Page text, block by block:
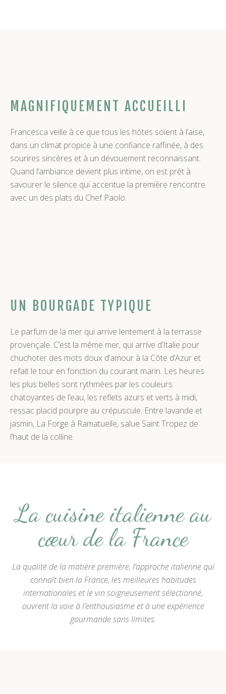
MAGNIFIQUEMENT ACCUEILLI
Francesca veille à ce que tous les hôtes soient à l’aise,
dans un climat propice à une confiance raffinée, à des
sourires sincères et à un dévouement reconnaissant.
Quand l’ambiance devient plus intime, on est prêt à
savourer le silence qui accentue la première rencontre
avec un des plats du Chef Paolo.
UN BOURGADE TYPIQUE
Le parfum de la mer qui arrive lentement à la terrasse
provençale. C’est la même mer, qui arrive d’Italie pour
chuchoter des mots doux d’amour à la Côte d’Azur et
refait le tour en fonction du courant marin. Les heures
les plus belles sont rythmées par les couleurs
chatoyantes de l’eau, les reflets azurs et verts à midi,
ressac placid pourpre au crépuscule. Entre lavande et
jasmin, La Forge à Ramatuelle, salue Saint Tropez de
l’haut de la colline.
La cuisine italienne au
cœur de la France
La qualité de la matière première, l’approche italienne qui
connaît bien la France, les meilleures habitudes
internationales et le vin soigneusement sélectionné,
ouvrent la voie à l’enthousiasme et à une expérience
gourmande sans limites.